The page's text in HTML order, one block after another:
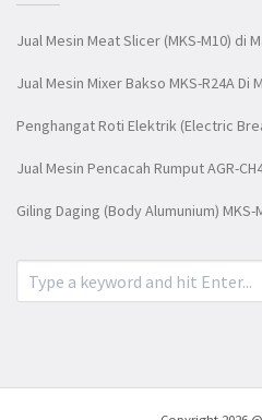
Jual Mesin Meat Slicer (MKS-M10) di
Jual Mesin Mixer Bakso MKS-R24A Di
Penghangat Roti Elektrik (Electric
Jual Mesin Pencacah Rumput AGR-
Giling Daging (Body Alumunium) MKS-